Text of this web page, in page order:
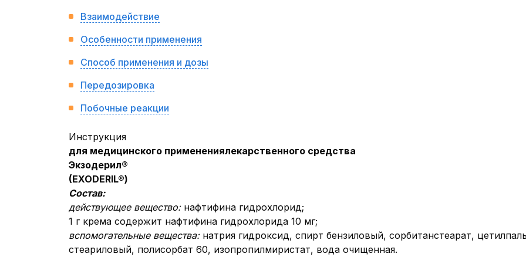
Взаимодействие
Особенности применения
Способ применения и дозы
Передозировка
Побочные реакции
Инструкция
для медицинского применениялекарственного средства
Экзодерил®
(EXODERIL®)
Состав:
действующее вещество: нафтифина гидрохлорид;
1 г крема содержит нафтифина гидрохлорида 10 мг;
вспомогательные вещества: натрия гидроксид, спирт бензиловый, сорбитанстеарат,
стеариловый, полисорбат 60, изопропилмиристат, вода очищенная.